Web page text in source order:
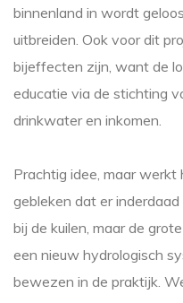
binnenland in wordt
uitbreiden. Ook voor dit
bijeffecten zijn, want de
educatie via de stichting
drinkwater en inkomen.
Prachtig idee, maar werkt
gebleken dat er
bij de kuilen, maar de
een nieuw hydrologisch
bewezen in de praktijk.